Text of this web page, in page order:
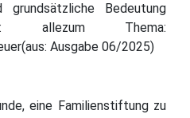
Bedeutung
allezum Thema:
Ausgabe 06/2025)
eine Familienstiftung zu